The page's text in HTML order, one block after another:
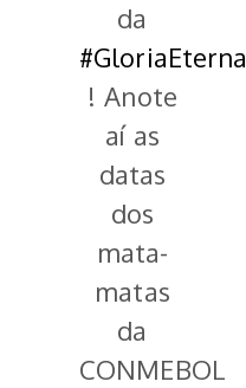
da
#GloriaEterna
! Anote
aí as
datas
dos
mata-
matas
da
CONMEBOL